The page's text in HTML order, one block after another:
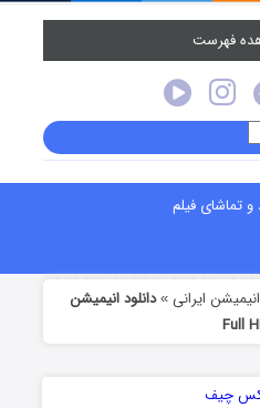
فهرست
و تماشای فیلم
انیمیشن ایرانی »دانلود انیمیشن